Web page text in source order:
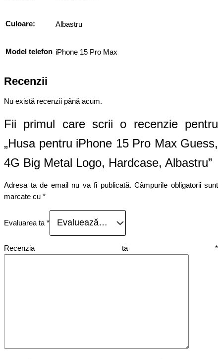
Culoare: Albastru
Model telefon iPhone 15 Pro Max
Recenzii
Nu există recenzii până acum.
Fii primul care scrii o recenzie pentru
„Husa pentru iPhone 15 Pro Max Guess,
4G Big Metal Logo, Hardcase, Albastru”
Adresa ta de email nu va fi publicată. Câmpurile obligatorii sunt
marcate cu *
Evaluarea ta*
Recenzia ta *